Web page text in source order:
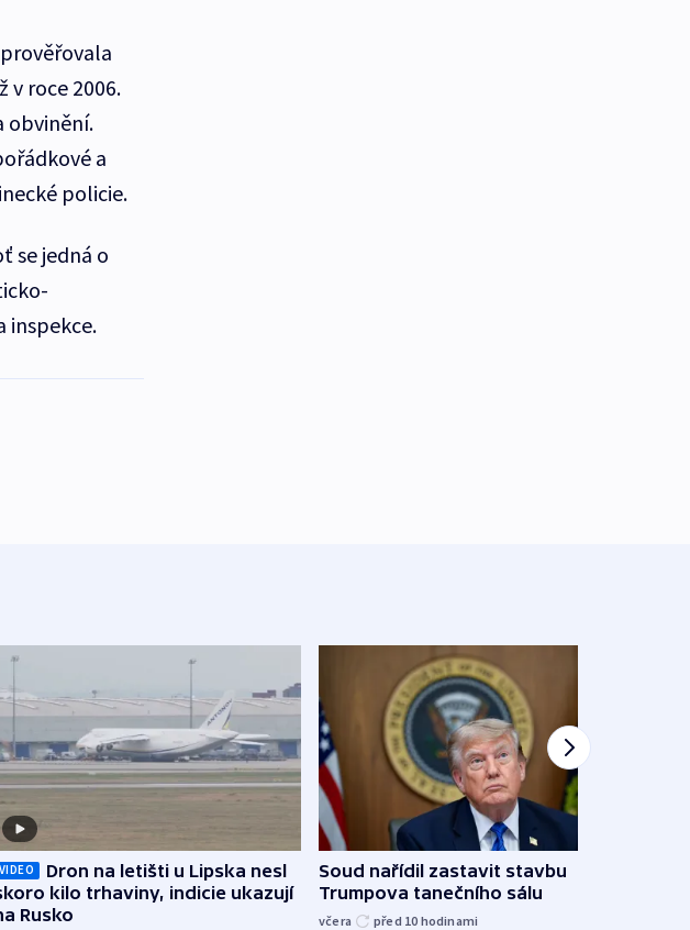
v roce 2006.
obvinění.
a
policie.
se jedná o
inspekce.
VIDEO
Dron na letišti u Lipska nesl
kilo trhaviny, indicie ukazují
Rusko
Soud nařídil zastavit stavbu
Trumpova tanečního sálu
včera před 10 hodinami